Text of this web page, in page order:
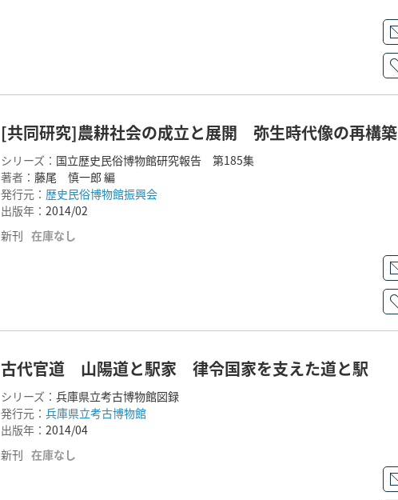
[共同研究]農耕社会の成立と展開 弥生時代像の再構築
シリーズ： 国立歴史民俗博物館研究報告 第185集
著者： 藤尾 慎一郎 編
発行元： 歴史民俗博物館振興会
出版年： 2014/02
新刊 在庫なし
古代官道 山陽道と駅家 律令国家を支えた道と駅
シリーズ： 兵庫県立考古博物館図録
発行元： 兵庫県立考古博物館
出版年： 2014/04
新刊 在庫なし